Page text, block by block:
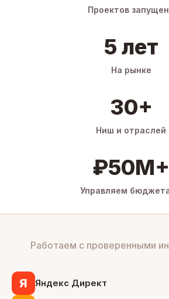
Проектов
5 лет
На рынке
30+
Ниш и отраслей
₽50M+
Управляем
Работаем с проверенными
Я Яндекс Директ